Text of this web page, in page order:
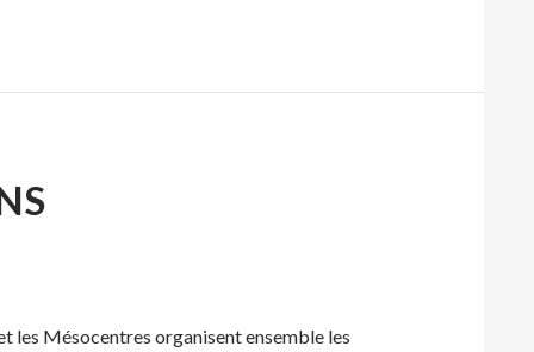
les Mésocentres organisent ensemble les